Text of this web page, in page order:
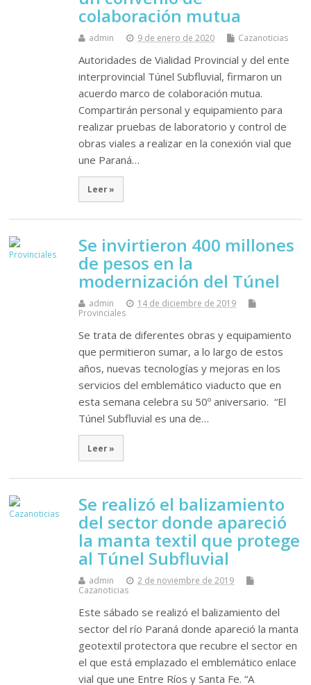
colaboración mutua
admin 9 de enero de 2020 Cazanoticias
Autoridades de Vialidad Provincial y del ente
interprovincial Túnel Subfluvial, firmaron un
acuerdo marco de colaboración mutua.
Compartirán personal y equipamiento para
realizar pruebas de laboratorio y control de
obras viales a realizar en la conexión vial que
une Paraná…
Leer »
Se invirtieron 400 millones
de pesos en la
modernización del Túnel
admin
14 de diciembre de 2019
Provinciales
Se trata de diferentes obras y equipamiento
que permitieron sumar, a lo largo de estos
años, nuevas tecnologías y mejoras en los
servicios del emblemático viaducto que en
esta semana celebra su 50º aniversario. “El
Túnel Subfluvial es una de…
Leer »
Se realizó el balizamiento
del sector donde apareció
la manta textil que protege
al Túnel Subfluvial
admin
2 de noviembre de 2019
Cazanoticias
Este sábado se realizó el balizamiento del
sector del río Paraná donde apareció la manta
geotextil protectora que recubre el sector en
el que está emplazado el emblemático enlace
vial que une Entre Ríos y Santa Fe. “A